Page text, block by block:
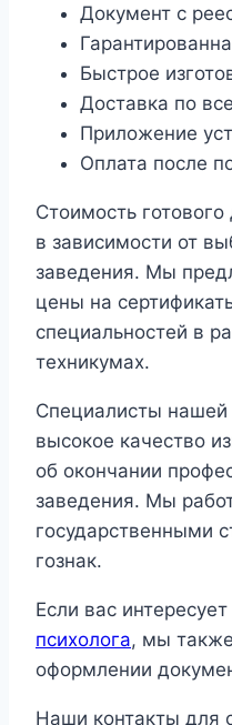
Документ с
Быстрое
Доставка по
Приложение
Оплата после
Стоимость
в зависимости от
заведения. Мы
цены на
специальностей в
техникумах.
Специалисты нашей
высокое качество
об окончании
заведения. Мы
государственными
гознак.
Если вас интересует
психолога, мы
оформлении
Наши контакты для